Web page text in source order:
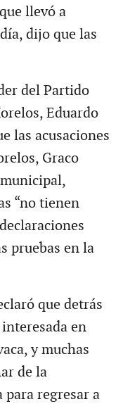
llevó a
dijo que las
del Partido
Eduardo
las acusaciones
Graco
“no tienen
pruebas en la
que detrás
en
y muchas
de la
regresar a